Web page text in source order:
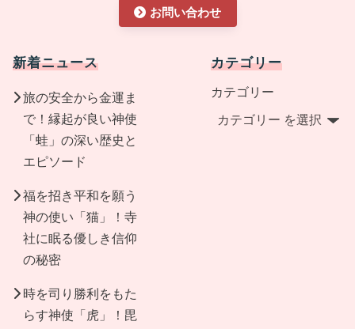
お問い合わせ
新着ニュース
旅の安全から金運ま
で！縁起が良い神使
「蛙」の深い歴史と
エピソード
福を招き平和を願う
神の使い「猫」！寺
社に眠る優しき信仰
の秘密
時を司り勝利をもた
らす神使「虎」！毘
カテゴリー
カテゴリー